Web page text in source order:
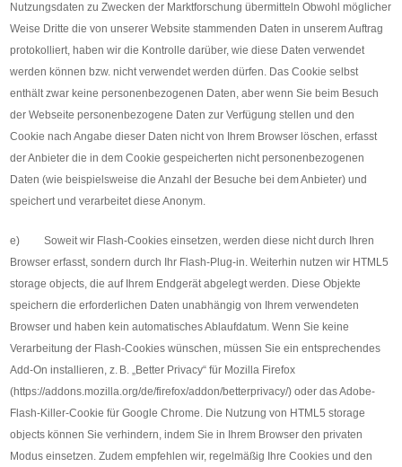
Nutzungsdaten zu Zwecken der Marktforschung übermitteln Obwohl möglicher
Weise Dritte die von unserer Website stammenden Daten in unserem Auftrag
protokolliert, haben wir die Kontrolle darüber, wie diese Daten verwendet
werden können bzw. nicht verwendet werden dürfen. Das Cookie selbst
enthält zwar keine personenbezogenen Daten, aber wenn Sie beim Besuch
der Webseite personenbezogene Daten zur Verfügung stellen und den
Cookie nach Angabe dieser Daten nicht von Ihrem Browser löschen, erfasst
der Anbieter die in dem Cookie gespeicherten nicht personenbezogenen
Daten (wie beispielsweise die Anzahl der Besuche bei dem Anbieter) und
speichert und verarbeitet diese Anonym.
e) Soweit wir Flash-Cookies einsetzen, werden diese nicht durch Ihren
Browser erfasst, sondern durch Ihr Flash-Plug-in. Weiterhin nutzen wir HTML5
storage objects, die auf Ihrem Endgerät abgelegt werden. Diese Objekte
speichern die erforderlichen Daten unabhängig von Ihrem verwendeten
Browser und haben kein automatisches Ablaufdatum. Wenn Sie keine
Verarbeitung der Flash-Cookies wünschen, müssen Sie ein entsprechendes
Add-On installieren, z. B. „Better Privacy“ für Mozilla Firefox
(https://addons.mozilla.org/de/firefox/addon/betterprivacy/) oder das Adobe-
Flash-Killer-Cookie für Google Chrome. Die Nutzung von HTML5 storage
objects können Sie verhindern, indem Sie in Ihrem Browser den privaten
Modus einsetzen. Zudem empfehlen wir, regelmäßig Ihre Cookies und den